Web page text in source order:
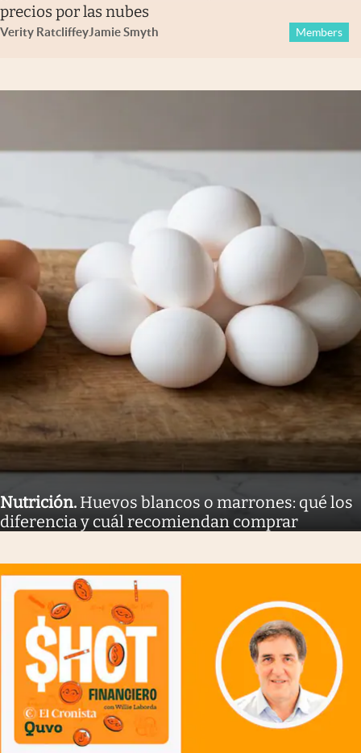
precios por las nubes
Verity RatcliffeyJamie Smyth Members
Nutrición. Huevos blancos o marrones: qué los
diferencia y cuál recomiendan comprar